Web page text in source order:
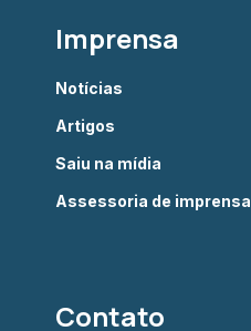
Imprensa
Notícias
Artigos
Saiu na mídia
Assessoria de imprensa
Contato